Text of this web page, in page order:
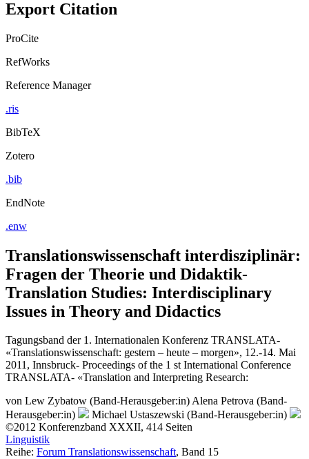
Export Citation
ProCite
RefWorks
Reference Manager
.ris
BibTeX
Zotero
.bib
EndNote
.enw
Translationswissenschaft interdisziplinär:
Fragen der Theorie und Didaktik-
Translation Studies: Interdisciplinary
Issues in Theory and Didactics
Tagungsband der 1. Internationalen Konferenz TRANSLATA-
«Translationswissenschaft: gestern – heute – morgen», 12.-14. Mai
2011, Innsbruck- Proceedings of the 1 st International Conference
TRANSLATA- «Translation and Interpreting Research:
von Lew Zybatow (Band-Herausgeber:in)Alena Petrova (Band-
Herausgeber:in)
Michael Ustaszewski (Band-Herausgeber:in)
©2012 Konferenzband XXXII, 414 Seiten
Linguistik
Reihe: Forum Translationswissenschaft, Band 15